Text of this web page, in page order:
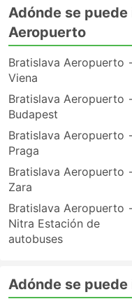
Adónde se
Aeropuerto
Bratislava Aeropuerto
Viena
Bratislava Aeropuerto
Budapest
Bratislava Aeropuerto
Praga
Bratislava Aeropuerto
Zara
Bratislava Aeropuerto
Nitra Estación de
autobuses
Adónde se